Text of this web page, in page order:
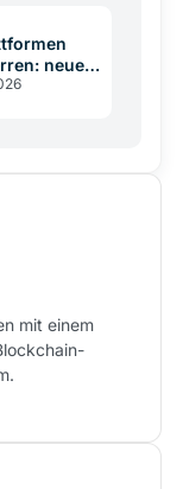
neues
mit einem